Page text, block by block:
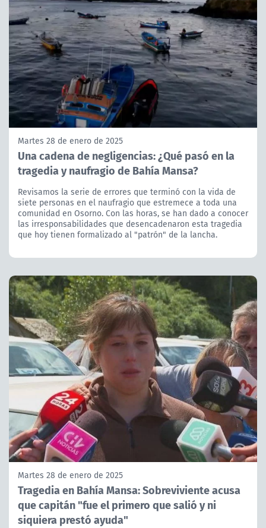
Martes 28 de enero de 2025
Una cadena de negligencias: ¿Qué pasó en la
tragedia y naufragio de Bahía Mansa?
Revisamos la serie de errores que terminó con la vida de
siete personas en el naufragio que estremece a toda una
comunidad en Osorno. Con las horas, se han dado a conocer
las irresponsabilidades que desencadenaron esta tragedia
que hoy tienen formalizado al "patrón" de la lancha.
Martes 28 de enero de 2025
Tragedia en Bahía Mansa: Sobreviviente acusa
que capitán "fue el primero que salió y ni
siquiera prestó ayuda"